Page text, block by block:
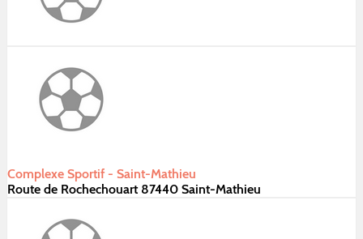
Complexe Sportif - Saint-Mathieu
Route de Rochechouart 87440 Saint-Mathieu